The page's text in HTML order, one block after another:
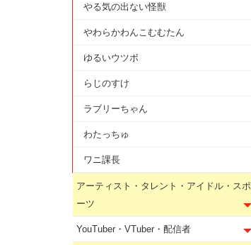
やる気の出ない怪獣
やわらかわんこむむたん
ゆるいウツボ
らじのすけ
ラブリーちゃん
わたっちゅ
ワニ課長
アーティスト・タレント・アイドル・スポ
ーツ
YouTuber・VTuber・配信者